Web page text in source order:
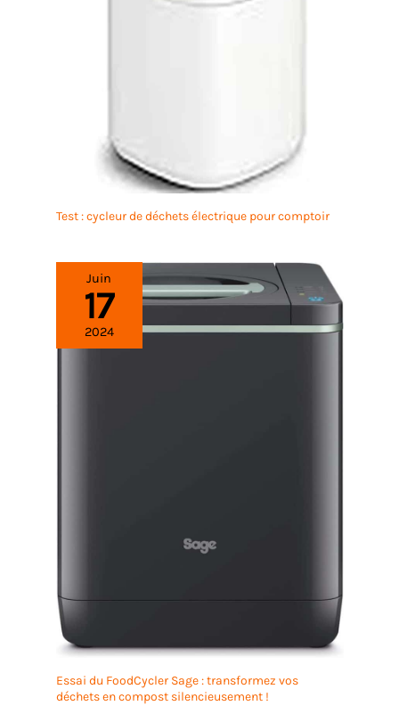
Test : cycleur de déchets électrique pour comptoir
Juin
17
2024
Essai du FoodCycler Sage : transformez vos
déchets en compost silencieusement !